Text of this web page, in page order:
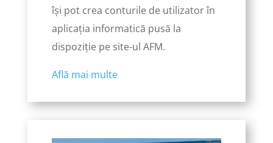
își pot crea conturile de utilizator în
aplicația informatică pusă la
dispoziție pe site-ul AFM.
Află mai multe